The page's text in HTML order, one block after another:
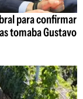
para confirmar
tomaba Gustavo